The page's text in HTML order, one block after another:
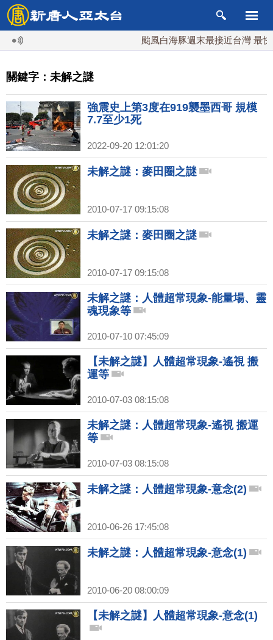
颱風白海豚週末最接近台灣 最快9日
關鍵字：未解之謎
強震史上第3度在919襲墨西哥 規模
7.7至少1死
2022-09-20 12:01:20
未解之謎：麥田圈之謎
2010-07-17 09:15:08
未解之謎：麥田圈之謎
2010-07-17 09:15:08
未解之謎：人體超常現象-能量場、靈
魂現象等
2010-07-10 07:45:09
【未解之謎】人體超常現象-遙視 搬
運等
2010-07-03 08:15:08
未解之謎：人體超常現象-遙視 搬運
等
2010-07-03 08:15:08
未解之謎：人體超常現象-意念(2)
2010-06-26 17:45:08
未解之謎：人體超常現象-意念(1)
2010-06-20 08:00:09
【未解之謎】人體超常現象-意念(1)